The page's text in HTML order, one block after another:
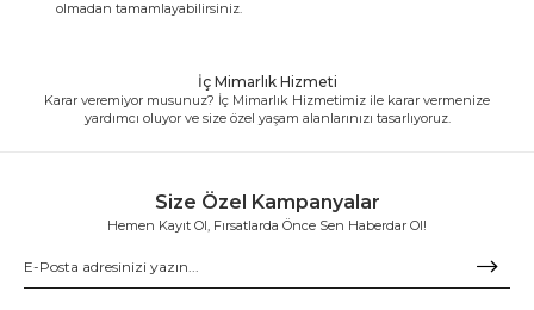
olmadan tamamlayabilirsiniz.
İç Mimarlık Hizmeti
Karar veremiyor musunuz? İç Mimarlık Hizmetimiz ile karar vermenize
yardımcı oluyor ve size özel yaşam alanlarınızı tasarlıyoruz.
Size Özel Kampanyalar
Hemen Kayıt Ol, Fırsatlarda Önce Sen Haberdar Ol!